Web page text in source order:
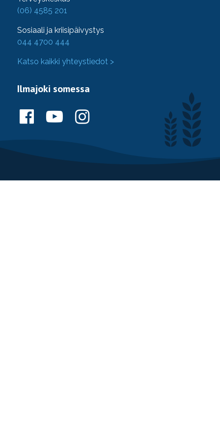
(06) 4585 201
Sosiaali ja kriisipäivystys
044 4700 444
Katso kaikki yhteystiedot >
Ilmajoki somessa